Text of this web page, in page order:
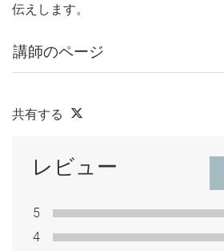
伝えします。
講師のページ
共有する
レビュー
5
4